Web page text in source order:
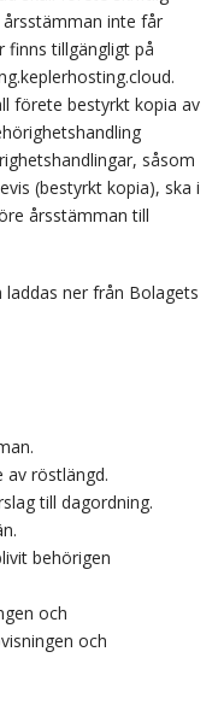
inte får
finns tillgängligt på
förete bestyrkt kopia av
såsom
(bestyrkt kopia), ska i
årsstämman till
ner från Bolagets
röstlängd.
till dagordning.
behörigen
och
och